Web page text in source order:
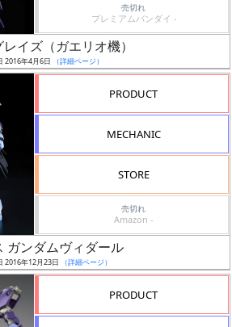
売切れ
プレミアムバンダイ -
イズ（ガエリオ機）
2016年4月6日 （詳細ページ）
PRODUCT
MECHANIC
STORE
売切れ
Amazon -
ガンダムヴィダール
2016年12月23日 （詳細ページ）
PRODUCT